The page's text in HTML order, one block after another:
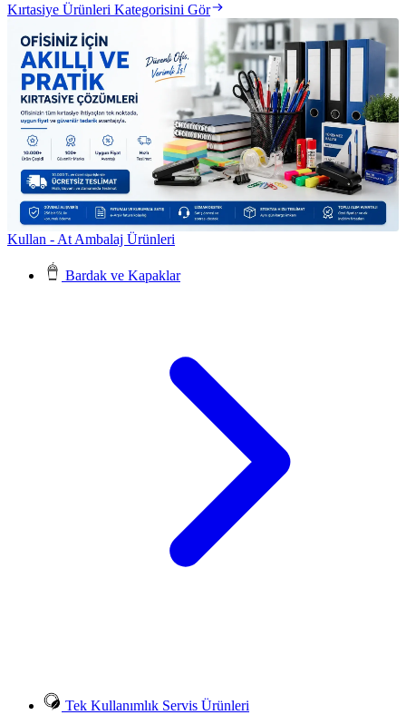
Kırtasiye Ürünleri Kategorisini Gör
Kullan - At Ambalaj Ürünleri
Bardak ve Kapaklar
Tek Kullanımlık Servis Ürünleri